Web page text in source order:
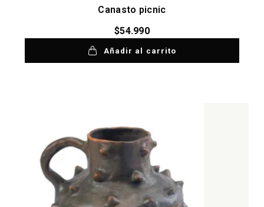
Canasto picnic
$54.990
Añadir al carrito